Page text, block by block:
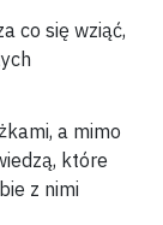
co się wziąć,
a mimo
które
z nimi